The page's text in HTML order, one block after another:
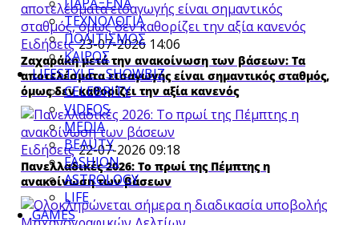
ΤΕΧΝΟΛΟΓΙΑ
ΠΟΛΙΤΙΣΜΟΣ
ΚΑΙΡΟΣ
LIFESTYLE - SHOWBIZ
CELEBRITY
VIDEOS
MEDIA
BEAUTY
FASHION
ASTROLOGY
LIFE
GAMES
Ειδήσεις 23-07-2026 14:06
Ζαχαράκη μετά την ανακοίνωση των βάσεων: Τα
αποτελέσματα εισαγωγής είναι σημαντικός σταθμός,
όμως δεν καθορίζει την αξία κανενός
Ειδήσεις 22-07-2026 09:18
Πανελλαδικές 2026: Το πρωί της Πέμπτης η
ανακοίνωση των βάσεων